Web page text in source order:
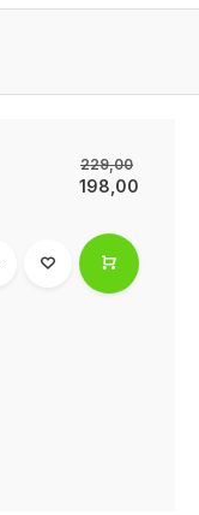
229,00
198,00